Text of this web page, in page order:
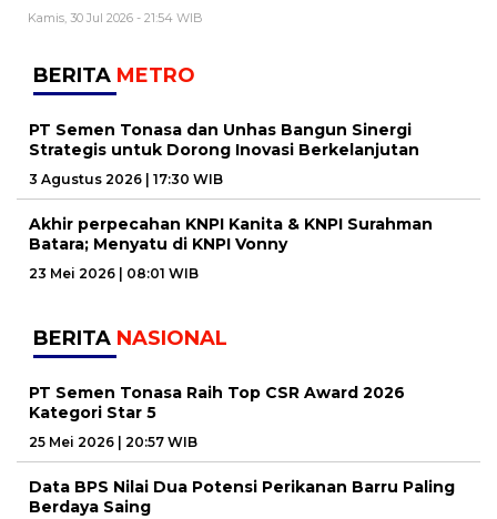
Kamis, 30 Jul 2026 - 21:54 WIB
BERITA METRO
PT Semen Tonasa dan Unhas Bangun Sinergi
Strategis untuk Dorong Inovasi Berkelanjutan
3 Agustus 2026 | 17:30 WIB
Akhir perpecahan KNPI Kanita & KNPI Surahman
Batara; Menyatu di KNPI Vonny
23 Mei 2026 | 08:01 WIB
BERITA NASIONAL
PT Semen Tonasa Raih Top CSR Award 2026
Kategori Star 5
25 Mei 2026 | 20:57 WIB
Data BPS Nilai Dua Potensi Perikanan Barru Paling
Berdaya Saing